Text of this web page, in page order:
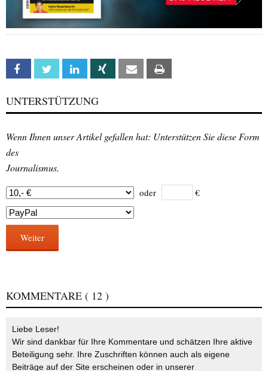
Facebook Twitter Linkedin Xing Email
UNTERSTÜTZUNG
Wenn Ihnen unser Artikel gefallen hat: Unterstützen Sie diese Form
des
Journalismus.
oder €
Weiter
KOMMENTARE ( 12 )
Liebe Leser!
Wir sind dankbar für Ihre Kommentare und schätzen Ihre aktive
Beteiligung sehr. Ihre Zuschriften können auch als eigene
Beiträge auf der Site erscheinen oder in unserer